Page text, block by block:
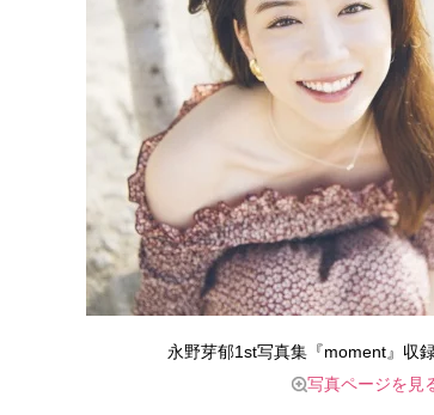
永野芽郁1st写真集『moment』収
写真ページを見